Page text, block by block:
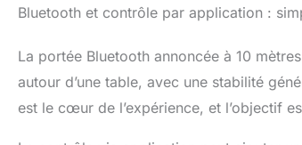
Bluetooth et contrôle par application :
La portée Bluetooth annoncée à 10
autour d’une table, avec une stabilité
est le cœur de l’expérience, et l’objectif